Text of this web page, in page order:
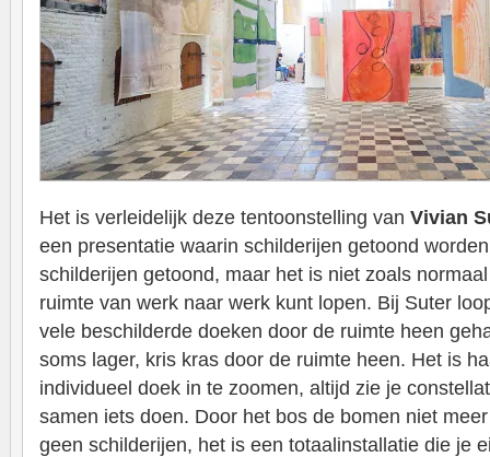
Het is verleidelijk deze tentoonstelling van Vivian
een presentatie waarin schilderijen getoond
schilderijen getoond, maar het is niet zoals
ruimte van werk naar werk kunt lopen. Bij Suter
vele beschilderde doeken door de ruimte heen
soms lager, kris kras door de ruimte heen. Het is
individueel doek in te zoomen, altijd zie je
samen iets doen. Door het bos de bomen niet
geen schilderijen, het is een totaalinstallatie die je